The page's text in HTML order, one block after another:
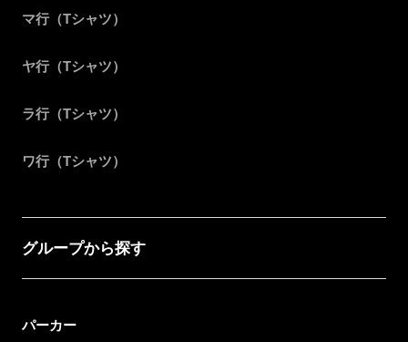
マ行（Tシャツ）
ヤ行（Tシャツ）
ラ行（Tシャツ）
ワ行（Tシャツ）
グループから探す
パーカー